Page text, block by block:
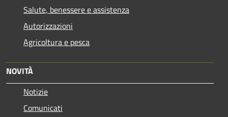
Salute, benessere e assistenza
Autorizzazioni
Agricoltura e pesca
NOVITÀ
Notizie
Comunicati